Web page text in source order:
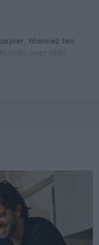
również ten
Zarówno innych,